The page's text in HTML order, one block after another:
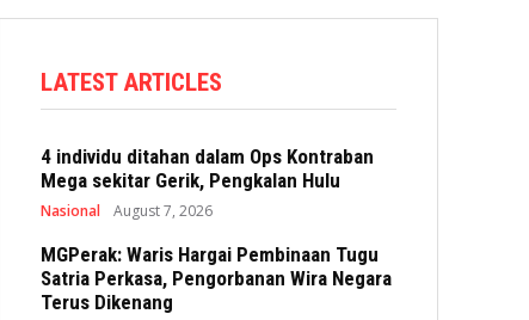
LATEST ARTICLES
4 individu ditahan dalam Ops Kontraban
Mega sekitar Gerik, Pengkalan Hulu
Nasional August 7, 2026
MGPerak: Waris Hargai Pembinaan Tugu
Satria Perkasa, Pengorbanan Wira Negara
Terus Dikenang